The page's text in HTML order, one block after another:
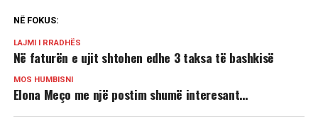
NË FOKUS:
LAJMI I RRADHËS
Në faturën e ujit shtohen edhe 3 taksa të bashkisë
MOS HUMBISNI
Elona Meço me një postim shumë interesant…